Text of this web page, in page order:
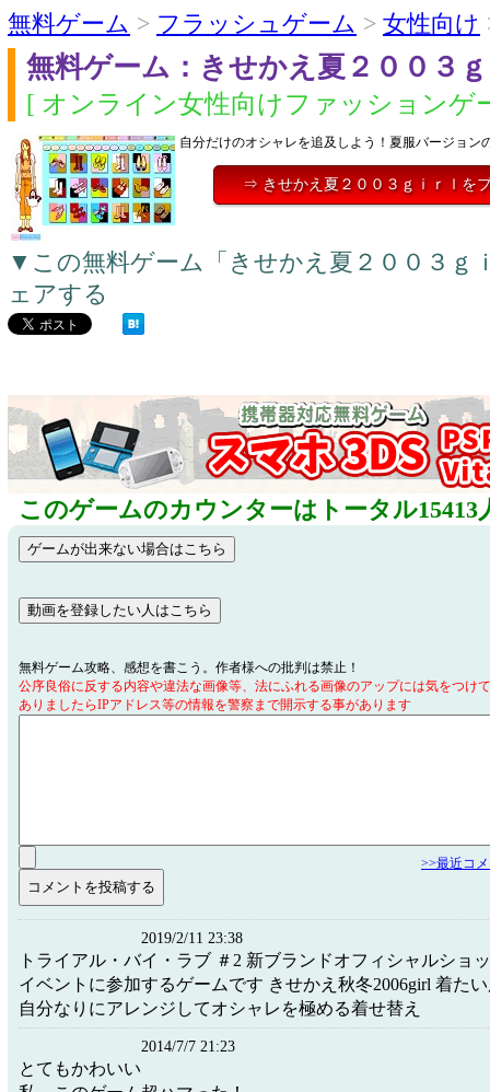
無料ゲーム > フラッシュゲーム > 女性向け
無料ゲーム：きせかえ夏２００３
[ オンライン女性向けファッションゲ
自分だけのオシャレを追及しよう！夏服バージョン
⇒ きせかえ夏２００３ｇｉｒｌを
▼この無料ゲーム「きせかえ夏２００３ｇ
ェアする
このゲームのカウンターはトータル15413
無料ゲーム攻略、感想を書こう。作者様への批判は禁止！
公序良俗に反する内容や違法な画像等、法にふれる画像のアップには気をつけ
ありましたらIPアドレス等の情報を警察まで開示する事があります
>>最近コ
2019/2/11 23:38
トライアル・バイ・ラブ ＃2 新ブランドオフィシャルショ
イベントに参加するゲームです きせかえ秋冬2006girl 着た
自分なりにアレンジしてオシャレを極める着せ替え
2014/7/7 21:23
とてもかわいい